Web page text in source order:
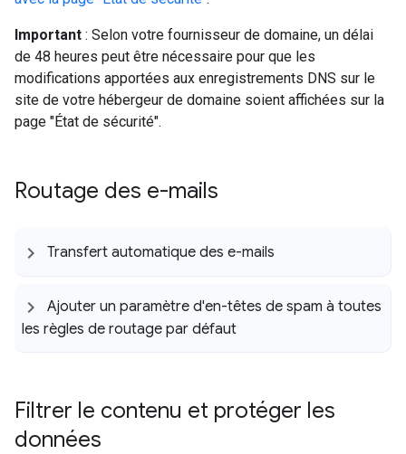
Important : Selon votre fournisseur de domaine, un délai
de 48 heures peut être nécessaire pour que les
modifications apportées aux enregistrements DNS sur le
site de votre hébergeur de domaine soient affichées sur la
page "État de sécurité".
Routage des e-mails
Transfert automatique des e-mails
Ajouter un paramètre d'en-têtes de spam à toutes
les règles de routage par défaut
Filtrer le contenu et protéger les
données